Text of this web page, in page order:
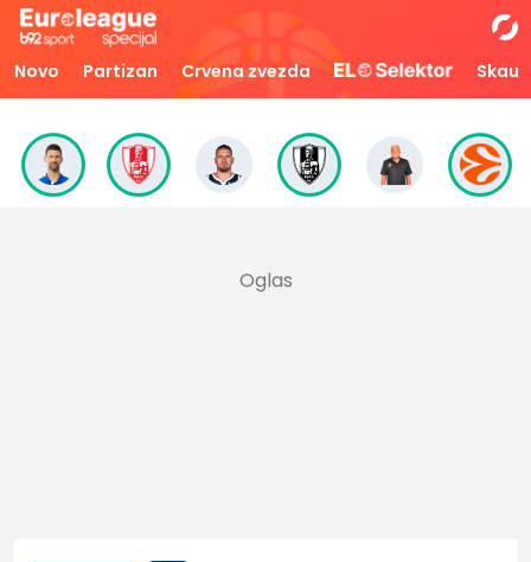
Novo Partizan Crvena zvezda Skaut